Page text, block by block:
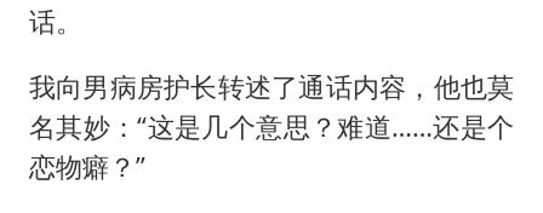
话。
我向男病房护长转述了通话内容，他也莫
名其妙：“这是几个意思？难道……还是个
恋物癖？”